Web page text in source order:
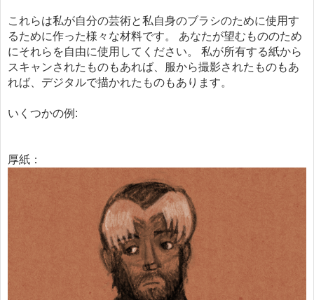
これらは私が自分の芸術と私自身のブラシのために使用す
るために作った様々な材料です。 あなたが望むもののため
にそれらを自由に使用してください。 私が所有する紙から
スキャンされたものもあれば、服から撮影されたものもあ
れば、デジタルで描かれたものもあります。
いくつかの例:
厚紙：